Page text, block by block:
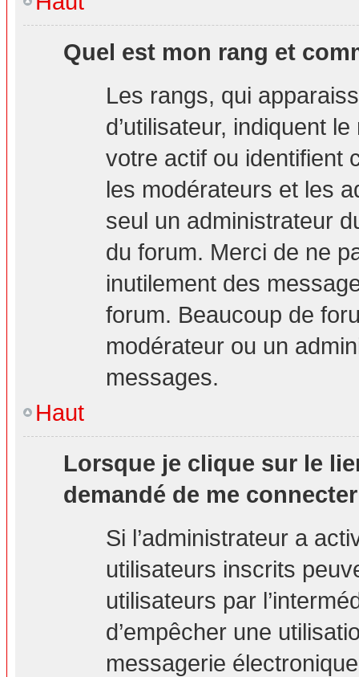
Quel est mon rang et
Les rangs, qui
d’utilisateur, indiquent
votre actif ou identifient
les modérateurs et les
seul un administrateur
du forum. Merci de ne
inutilement des
forum. Beaucoup de
modérateur ou un
messages.
Haut
Lorsque je clique sur le
demandé de me
Si l’administrateur a
utilisateurs inscrits
utilisateurs par
d’empêcher une
messagerie